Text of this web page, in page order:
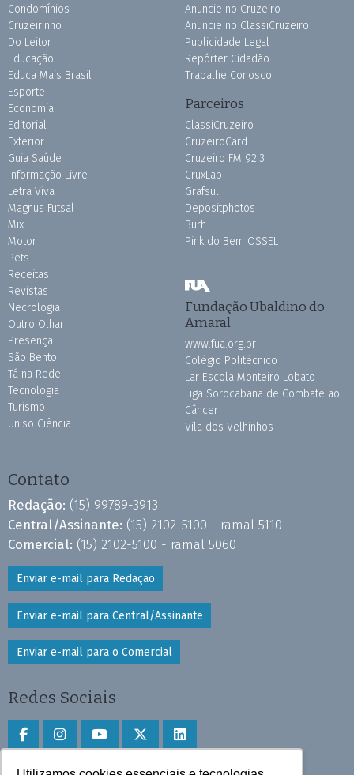
Condomínios
Cruzeirinho
Do Leitor
Educação
Educa Mais Brasil
Esporte
Economia
Editorial
Exterior
Guia Saúde
Informação Livre
Letra Viva
Magnus Futsal
Mix
Motor
Pets
Receitas
Revistas
Necrologia
Outro Olhar
Presença
São Bento
Tá na Rede
Tecnologia
Turismo
Uniso Ciência
Anuncie no Cruzeiro
Anuncie no ClassiCruzeiro
Publicidade Legal
Repórter Cidadão
Trabalhe Conosco
Parceiros
ClassiCruzeiro
CruzeiroCard
Cruzeiro FM 92.3
CruxLab
Grafsul
Depositphotos
Burh
Pink do Bem OSSEL
Fundação Ubaldino do
Amaral
www.fua.org.br
Colégio Politécnico
Lar Escola Monteiro Lobato
Liga Sorocabana de Combate ao
Câncer
Vila dos Velhinhos
Contato
Redação: (15) 99789-3913
Central/Assinante: (15) 2102-5100 - ramal 5110
Comercial: (15) 2102-5100 - ramal 5060
Enviar e-mail para Redação
Enviar e-mail para Central/Assinante
Enviar e-mail para o Comercial
Redes Sociais